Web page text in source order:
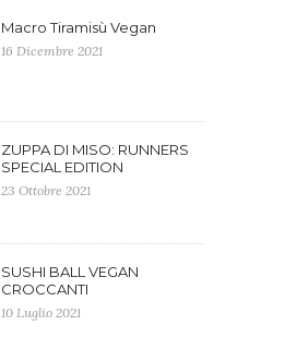
Macro Tiramisù Vegan
16 Dicembre 2021
ZUPPA DI MISO: RUNNERS
SPECIAL EDITION
23 Ottobre 2021
SUSHI BALL VEGAN
CROCCANTI
10 Luglio 2021